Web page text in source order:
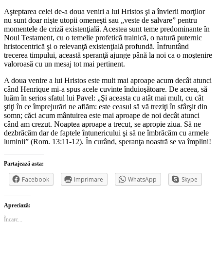
Aşteptarea celei de-a doua veniri a lui Hristos şi a învierii morţilor
nu sunt doar nişte utopii omeneşti sau „veste de salvare” pentru
momentele de criză existenţială. Acestea sunt teme predominante în
Noul Testament, cu o temelie profetică trainică, o natură puternic
hristocentrică şi o relevanţă existenţială profundă. Înfruntând
trecerea timpului, această speranţă ajunge până la noi ca o moştenire
valoroasă cu un mesaj tot mai pertinent.
A doua venire a lui Hristos este mult mai aproape acum decât atunci
când Henrique mi-a spus acele cuvinte înduioşătoare. De aceea, să
luăm în serios sfatul lui Pavel: „Şi aceasta cu atât mai mult, cu cât
ştiţi în ce împrejurări ne aflăm: este ceasul să vă treziţi în sfârşit din
somn; căci acum mântuirea este mai aproape de noi decât atunci
când am crezut. Noaptea aproape a trecut, se apropie ziua. Să ne
dezbrăcăm dar de faptele întunericului şi să ne îmbrăcăm cu armele
luminii” (Rom. 13:11-12). În curând, speranţa noastră se va împlini!
Partajează asta:
Facebook Imprimare WhatsApp Skype
Apreciază:
Încarc...